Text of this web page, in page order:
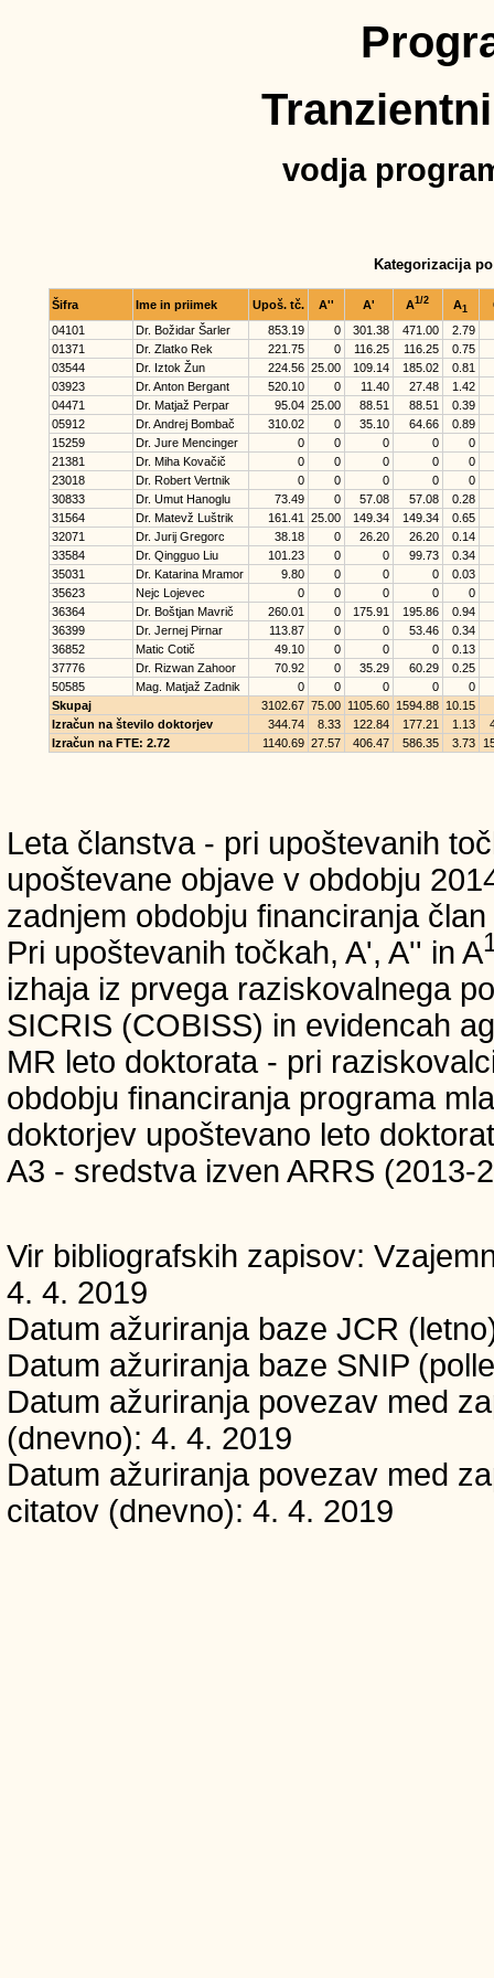
vodja
Kategorizacija
Šifra Ime in priimek Upoš. tč. A'' A' A1/2 A1
04101
Dr. Božidar Šarler 853.19 0 301.38 471.00
2.79
01371
Dr. Zlatko Rek 221.75 0 116.25 116.25
0.75
03544
Dr. Iztok Žun 224.56 25.00 109.14 185.02
0.81
03923
Dr. Anton Bergant 520.10 0 11.40 27.48
1.42
04471
Dr. Matjaž Perpar 95.04 25.00 88.51 88.51
0.39
05912
Dr. Andrej Bombač 310.02 0 35.10 64.66
0.89
15259
Dr. Jure Mencinger 0 0 0 0
0
21381
Dr. Miha Kovačič 0 0 0 0
0
23018
Dr. Robert Vertnik 0 0 0 0
0
30833
Dr. Umut Hanoglu 73.49 0 57.08 57.08
0.28
31564
Dr. Matevž Luštrik 161.41 25.00 149.34 149.34
0.65
32071
Dr. Jurij Gregorc 38.18 0 26.20 26.20
0.14
33584
Dr. Qingguo Liu 101.23 0 0 99.73
0.34
35031
Dr. Katarina Mramor 9.80 0 0 0
0.03
35623
Nejc Lojevec 0 0 0 0
0
36364
Dr. Boštjan Mavrič 260.01 0 175.91 195.86
0.94
36399
Dr. Jernej Pirnar 113.87 0 0 53.46
0.34
36852
Matic Cotič 49.10 0 0 0
0.13
37776
Dr. Rizwan Zahoor 70.92 0 35.29 60.29
0.25
50585
Mag. Matjaž Zadnik 0 0 0 0
0
Skupaj
3102.67 75.00 1105.60 1594.88 10.15
Izračun na število doktorjev
344.74 8.33 122.84 177.21 1.13
Izračun na FTE: 2.72
1140.69 27.57 406.47 586.35 3.73
Leta članstva - pri upoštevanih
upoštevane objave v obdobju
zadnjem obdobju financiranja
Pri upoštevanih točkah, A', A'' in A
izhaja iz prvega raziskovalnega
SICRIS (COBISS) in evidencah
MR leto doktorata - pri
obdobju financiranja programa
doktorjev upoštevano leto
A3 - sredstva izven ARRS (2013-
Vir bibliografskih zapisov:
4. 4. 2019
Datum ažuriranja baze JCR
Datum ažuriranja baze SNIP
Datum ažuriranja povezav med
(dnevno): 4. 4. 2019
Datum ažuriranja povezav med
citatov (dnevno): 4. 4. 2019